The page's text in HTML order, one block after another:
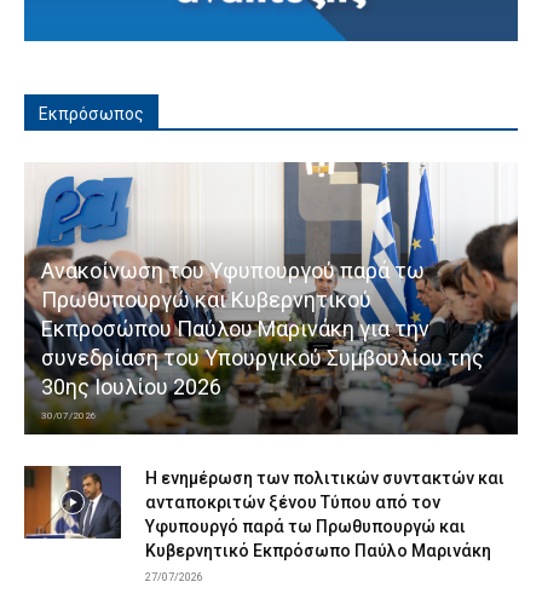
Εκπρόσωπος
Ανακοίνωση του Υφυπουργού παρά τω
Πρωθυπουργώ και Κυβερνητικού
Εκπροσώπου Παύλου Μαρινάκη για την
συνεδρίαση του Υπουργικού Συμβουλίου της
30ης Ιουλίου 2026
30/07/2026
Η ενημέρωση των πολιτικών συντακτών και
ανταποκριτών ξένου Τύπου από τον
Υφυπουργό παρά τω Πρωθυπουργώ και
Κυβερνητικό Εκπρόσωπο Παύλο Μαρινάκη
27/07/2026